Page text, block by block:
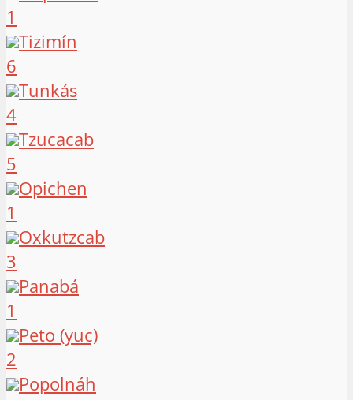
1
Tizimín
6
Tunkás
4
Tzucacab
5
Opichen
1
Oxkutzcab
3
Panabá
1
Peto (yuc)
2
Popolnáh